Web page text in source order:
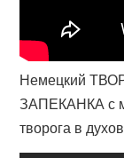
Немецкий
ЗАПЕКАНКА с
творога в